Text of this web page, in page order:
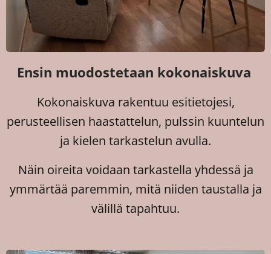
Ensin muodostetaan kokonaiskuva
Kokonaiskuva rakentuu esitietojesi,
perusteellisen haastattelun, pulssin kuuntelun
ja kielen tarkastelun avulla.
Näin oireita voidaan tarkastella yhdessä ja
ymmärtää paremmin, mitä niiden taustalla ja
välillä tapahtuu.